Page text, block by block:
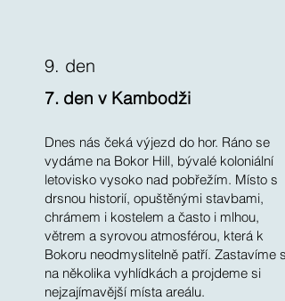
9. den
7. den v Kambodži
Dnes nás čeká výjezd do hor. Ráno se
vydáme na Bokor Hill, bývalé koloniální
letovisko vysoko nad pobřežím. Místo s
drsnou historií, opuštěnými stavbami,
chrámem i kostelem a často i mlhou,
větrem a syrovou atmosférou, která k
Bokoru neodmyslitelně patří. Zastavíme se
na několika vyhlídkách a projdeme si
nejzajímavější místa areálu.